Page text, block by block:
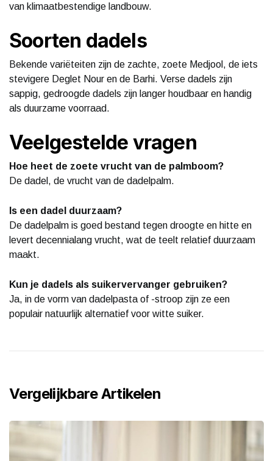
van klimaatbestendige landbouw.
Soorten dadels
Bekende variëteiten zijn de zachte, zoete Medjool, de iets
stevigere Deglet Nour en de Barhi. Verse dadels zijn
sappig, gedroogde dadels zijn langer houdbaar en handig
als duurzame voorraad.
Veelgestelde vragen
Hoe heet de zoete vrucht van de palmboom?
De dadel, de vrucht van de dadelpalm.
Is een dadel duurzaam?
De dadelpalm is goed bestand tegen droogte en hitte en
levert decennialang vrucht, wat de teelt relatief duurzaam
maakt.
Kun je dadels als suikervervanger gebruiken?
Ja, in de vorm van dadelpasta of -stroop zijn ze een
populair natuurlijk alternatief voor witte suiker.
Vergelijkbare Artikelen